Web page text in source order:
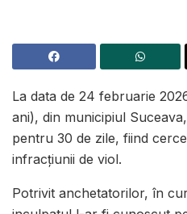
La data de 24 februarie
ani), din municipiul
pentru 30 de zile, fiind
infracțiunii de viol.
Potrivit anchetatorilor, în